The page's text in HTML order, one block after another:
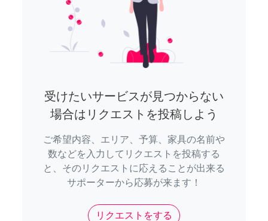
受けたいサービスが見つからない
場合はリクエストを投稿しよう
ご希望内容、エリア、予算、家具の名前や
数などを入力してリクエストを投稿する
と、そのリクエストに応えることが出来る
サポーターから応募が来ます！
リクエストをする